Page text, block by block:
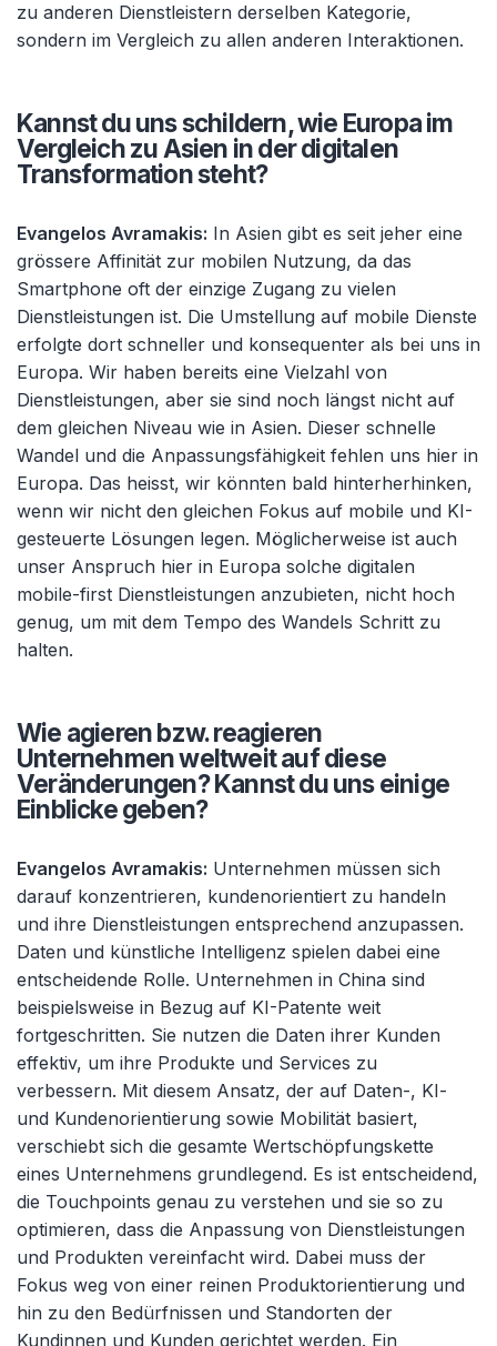
zu anderen Dienstleistern derselben Kategorie,
sondern im Vergleich zu allen anderen Interaktionen.
Kannst du uns schildern, wie Europa im
Vergleich zu Asien in der digitalen
Transformation steht?
Evangelos Avramakis: In Asien gibt es seit jeher eine
grössere Affinität zur mobilen Nutzung, da das
Smartphone oft der einzige Zugang zu vielen
Dienstleistungen ist. Die Umstellung auf mobile Dienste
erfolgte dort schneller und konsequenter als bei uns in
Europa. Wir haben bereits eine Vielzahl von
Dienstleistungen, aber sie sind noch längst nicht auf
dem gleichen Niveau wie in Asien. Dieser schnelle
Wandel und die Anpassungsfähigkeit fehlen uns hier in
Europa. Das heisst, wir könnten bald hinterherhinken,
wenn wir nicht den gleichen Fokus auf mobile und KI-
gesteuerte Lösungen legen. Möglicherweise ist auch
unser Anspruch hier in Europa solche digitalen
mobile-first Dienstleistungen anzubieten, nicht hoch
genug, um mit dem Tempo des Wandels Schritt zu
halten.
Wie agieren bzw. reagieren
Unternehmen weltweit auf diese
Veränderungen? Kannst du uns einige
Einblicke geben?
Evangelos Avramakis: Unternehmen müssen sich
darauf konzentrieren, kundenorientiert zu handeln
und ihre Dienstleistungen entsprechend anzupassen.
Daten und künstliche Intelligenz spielen dabei eine
entscheidende Rolle. Unternehmen in China sind
beispielsweise in Bezug auf KI-Patente weit
fortgeschritten. Sie nutzen die Daten ihrer Kunden
effektiv, um ihre Produkte und Services zu
verbessern. Mit diesem Ansatz, der auf Daten-, KI-
und Kundenorientierung sowie Mobilität basiert,
verschiebt sich die gesamte Wertschöpfungskette
eines Unternehmens grundlegend. Es ist entscheidend,
die Touchpoints genau zu verstehen und sie so zu
optimieren, dass die Anpassung von Dienstleistungen
und Produkten vereinfacht wird. Dabei muss der
Fokus weg von einer reinen Produktorientierung und
hin zu den Bedürfnissen und Standorten der
Kundinnen und Kunden gerichtet werden. Ein